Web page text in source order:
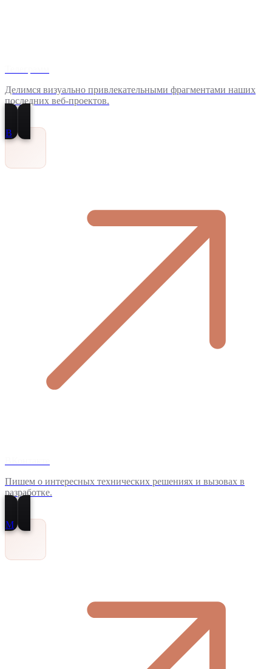
Делимся визуально привлекательными фрагментами наших
последних веб-проектов.
В
Пишем о интересных технических решениях и вызовах в
разработке.
M